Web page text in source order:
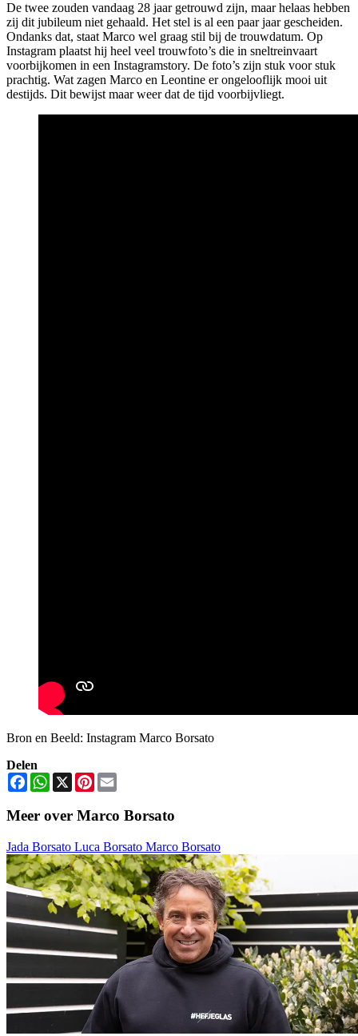
De twee zouden vandaag 28 jaar getrouwd zijn, maar helaas hebben
zij dit jubileum niet gehaald. Het stel is al een paar jaar gescheiden.
Ondanks dat, staat Marco wel graag stil bij de trouwdatum. Op
Instagram plaatst hij heel veel trouwfoto’s die in sneltreinvaart
voorbijkomen in een Instagramstory. De foto’s zijn stuk voor stuk
prachtig. Wat zagen Marco en Leontine er ongelooflijk mooi uit
destijds. Dit bewijst maar weer dat de tijd voorbijvliegt.
Bron en Beeld: Instagram Marco Borsato
Delen
FacebookWhatsApp
X Pinterest
Meer over Marco Borsato
Jada Borsato Luca Borsato Marco Borsato